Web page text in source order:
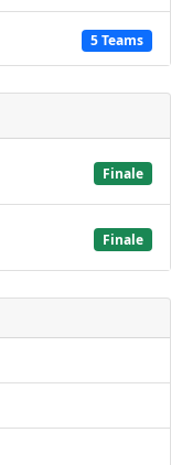
5 Teams
Finale
Finale